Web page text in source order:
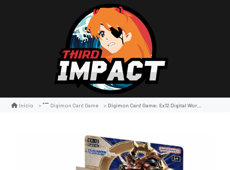
Inicio Digimon Card Game Digimon Card Game: Ex12 Digital World Shambala Booster Display